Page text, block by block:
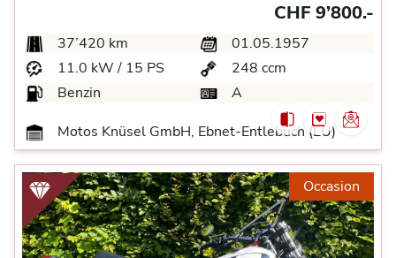
CHF 9’800.-
37’420 km
01.05.1957
11.0 kW / 15 PS
248 ccm
Benzin
A
Motos Knüsel GmbH, Ebnet-Entlebuch (LU)
Occasion